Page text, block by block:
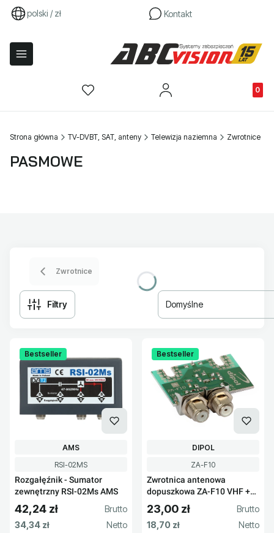
polski / zł Kontakt
Strona główna TV-DVBT, SAT, anteny Telewizja naziemna Zwrotnice
PASMOWE
Zwrotnice
Filtry Domyślne
Bestseller
Kod produktu
RSI-02MS
Rozgałęźnik - Sumator
zewnętrzny RSI-02Ms AMS
PRODUCENT
AMS
Cena brutto
42,24 zł
Cena netto
34,34 zł
Bestseller
Kod produktu
ZA-F10
Zwrotnica antenowa
dopuszkowa ZA-F10 VHF +
UHF
PRODUCENT
DIPOL
Cena brutto
23,00 zł
Cena netto
18,70 zł